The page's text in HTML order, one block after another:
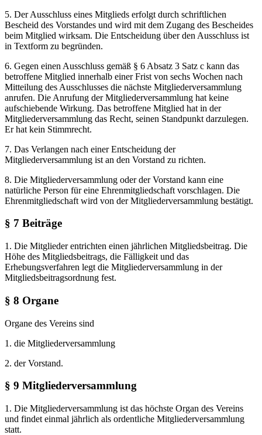
5. Der Ausschluss eines Mitglieds erfolgt durch schriftlichen
Bescheid des Vorstandes und wird mit dem Zugang des Bescheides
beim Mitglied wirksam. Die Entscheidung über den Ausschluss ist
in Textform zu begründen.
6. Gegen einen Ausschluss gemäß § 6 Absatz 3 Satz c kann das
betroffene Mitglied innerhalb einer Frist von sechs Wochen nach
Mitteilung des Ausschlusses die nächste Mitgliederversammlung
anrufen. Die Anrufung der Mitgliederversammlung hat keine
aufschiebende Wirkung. Das betroffene Mitglied hat in der
Mitgliederversammlung das Recht, seinen Standpunkt darzulegen.
Er hat kein Stimmrecht.
7. Das Verlangen nach einer Entscheidung der
Mitgliederversammlung ist an den Vorstand zu richten.
8. Die Mitgliederversammlung oder der Vorstand kann eine
natürliche Person für eine Ehrenmitgliedschaft vorschlagen. Die
Ehrenmitgliedschaft wird von der Mitgliederversammlung bestätigt.
§ 7 Beiträge
1. Die Mitglieder entrichten einen jährlichen Mitgliedsbeitrag. Die
Höhe des Mitgliedsbeitrags, die Fälligkeit und das
Erhebungsverfahren legt die Mitgliederversammlung in der
Mitgliedsbeitragsordnung fest.
§ 8 Organe
Organe des Vereins sind
1. die Mitgliederversammlung
2. der Vorstand.
§ 9 Mitgliederversammlung
1. Die Mitgliederversammlung ist das höchste Organ des Vereins
und findet einmal jährlich als ordentliche Mitgliederversammlung
statt.